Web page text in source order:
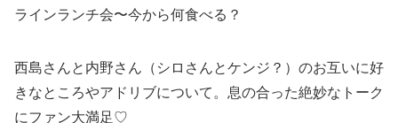
ラインランチ会〜今から何食べる？
西島さんと内野さん（シロさんとケンジ？）のお互いに好
きなところやアドリブについて。息の合った絶妙なトーク
にファン大満足♡